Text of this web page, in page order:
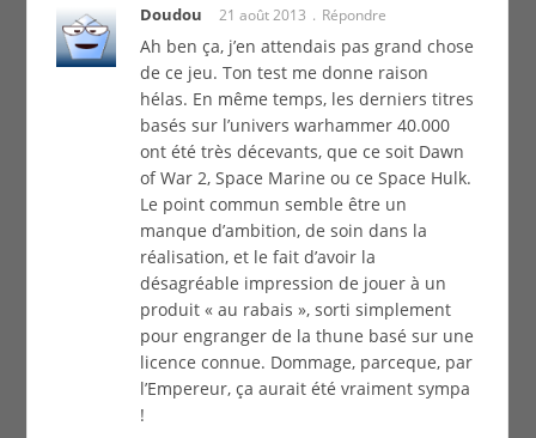
Doudou 21 août 2013 Répondre
Ah ben ça, j’en attendais pas grand chose
de ce jeu. Ton test me donne raison
hélas. En même temps, les derniers titres
basés sur l’univers warhammer 40.000
ont été très décevants, que ce soit Dawn
of War 2, Space Marine ou ce Space Hulk.
Le point commun semble être un
manque d’ambition, de soin dans la
réalisation, et le fait d’avoir la
désagréable impression de jouer à un
produit « au rabais », sorti simplement
pour engranger de la thune basé sur une
licence connue. Dommage, parceque, par
l’Empereur, ça aurait été vraiment sympa
!